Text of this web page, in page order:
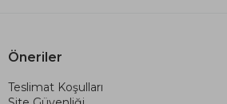
Öneriler
Teslimat Koşulları